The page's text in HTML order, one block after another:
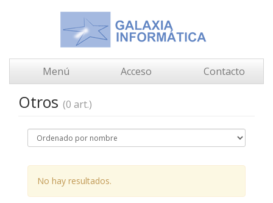
Menú Acceso Contacto
Otros (0 art.)
No hay resultados.